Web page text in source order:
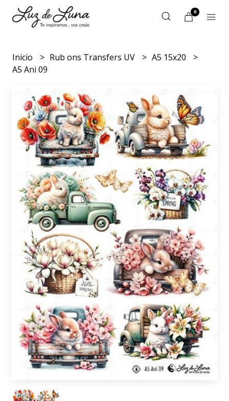
0
Inicio Rub ons Transfers UV
A5 15x20
A5 Ani 09